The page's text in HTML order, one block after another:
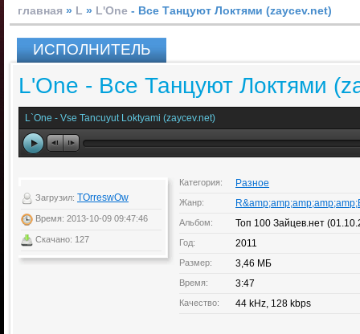
главная » L » L'One - Все Танцуют Локтями (zaycev.net)
ИСПОЛНИТЕЛЬ
L'One - Все Танцуют Локтями
L`One - Vse Tancuyut Loktyami (zaycev.net)
Загрузил: TOrreswOw
Время: 2013-10-09 09:47:46
Скачано: 127
Категория: Разное
Жанр:
Альбом: Топ 100 Зайцев.нет
Год: 2011
Размер: 3,46 МБ
Время: 3:47
Качество: 44 kHz, 128 kbps